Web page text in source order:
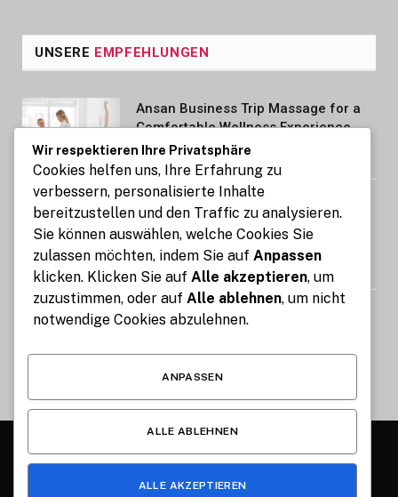
UNSERE EMPFEHLUNGEN
Ansan Business Trip Massage for a
Comfortable Wellness Experience
AUGUST 7, 2026
Kennzeichen express: So gelingt die
Kfz-Zulassung in nur 15 Minuten
online
Image Compressor: Reduce Image
© 2026 Alle Rechte vorbehalten.Münchner Lebensstil
Wir respektieren Ihre Privatsphäre
Cookies helfen uns, Ihre Erfahrung zu
verbessern, personalisierte Inhalte
bereitzustellen und den Traffic zu analysieren.
Sie können auswählen, welche Cookies Sie
zulassen möchten, indem Sie auf Anpassen
klicken. Klicken Sie auf Alle akzeptieren, um
zuzustimmen, oder auf Alle ablehnen, um nicht
notwendige Cookies abzulehnen.
ANPASSEN
ALLE ABLEHNEN
ALLE AKZEPTIEREN